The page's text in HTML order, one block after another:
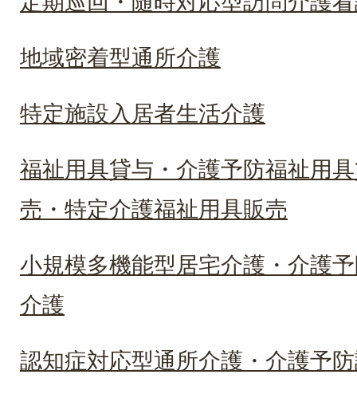
地域密着型通所介護
特定施設入居者生活介護
福祉用具貸与・介護予防福祉用
売・特定介護福祉用具販売
小規模多機能型居宅介護・介護
介護
認知症対応型通所介護・介護予